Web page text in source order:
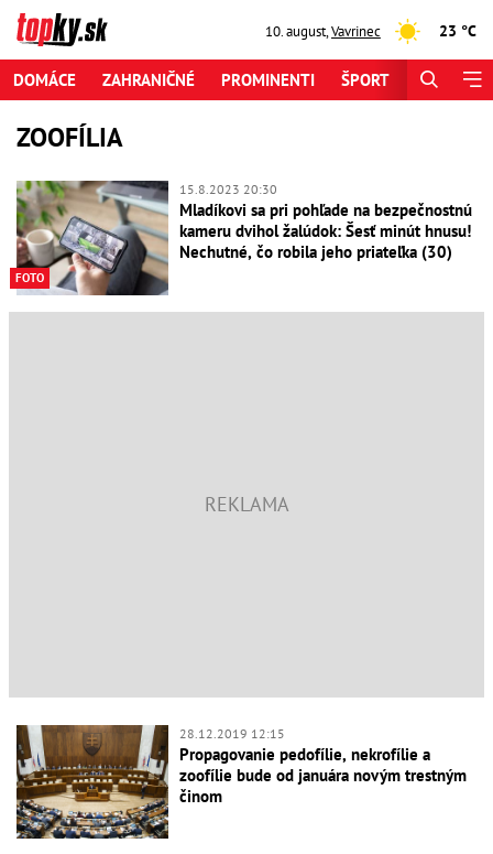
10. august,Vavrinec 23 °C
DOMÁCE ZAHRANIČNÉ PROMINENTI ŠPORT
ZOOFÍLIA
FOTO
15.8.2023 20:30
Mladíkovi sa pri pohľade na bezpečnostnú
kameru dvihol žalúdok: Šesť minút hnusu!
Nechutné, čo robila jeho priateľka (30)
28.12.2019 12:15
Propagovanie pedofílie, nekrofílie a
zoofílie bude od januára novým trestným
činom